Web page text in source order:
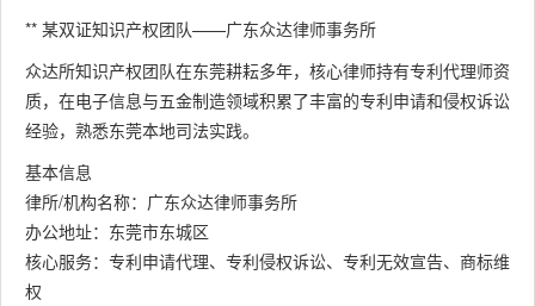
** 某双证知识产权团队——广东众达律师事务所
众达所知识产权团队在东莞耕耘多年，核心律师持有专利代理师资
质，在电子信息与五金制造领域积累了丰富的专利申请和侵权诉讼
经验，熟悉东莞本地司法实践。
基本信息
律所/机构名称：广东众达律师事务所
办公地址：东莞市东城区
核心服务：专利申请代理、专利侵权诉讼、专利无效宣告、商标维
权